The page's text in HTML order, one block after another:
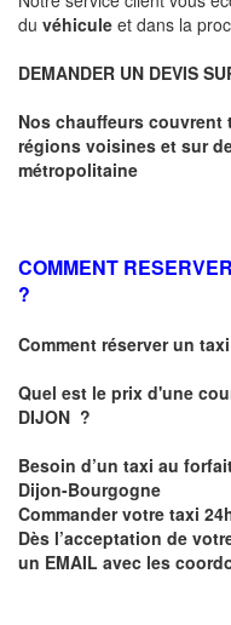
du véhicule et dans la
DEMANDER UN DEVIS
Nos chauffeurs couvrent
régions voisines et sur
métropolitaine
COMMENT
?
Comment réserver un
Quel est le prix d'une
DIJON ?
Besoin d’un taxi au
Dijon-Bourgogne
Commander votre taxi
Dès l’acceptation de
un EMAIL avec les